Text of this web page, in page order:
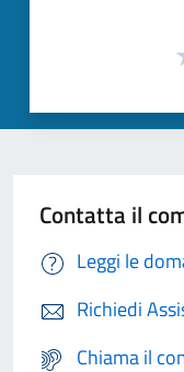
Contatta il
Leggi le
Richiedi
Chiama il